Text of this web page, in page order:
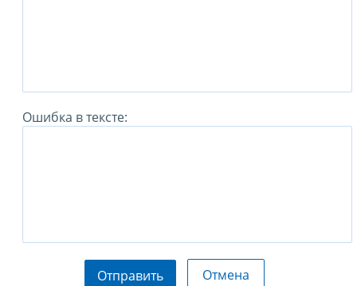
Ошибка в тексте:
Отправить Отмена